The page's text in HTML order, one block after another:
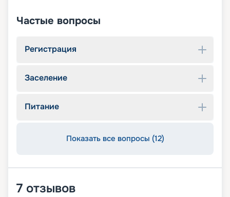
Частые вопросы
Регистрация
Заселение
Питание
Показать все вопросы (12)
7 отзывов